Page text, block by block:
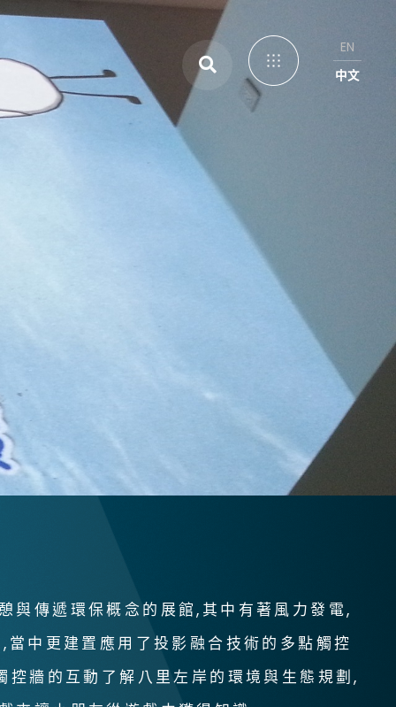
EN
中文
與傳遞環保概念的展館,其中有著風力發電,
中更建置應用了投影融合技術的多點觸控
牆的互動了解八里左岸的環境與生態規劃,